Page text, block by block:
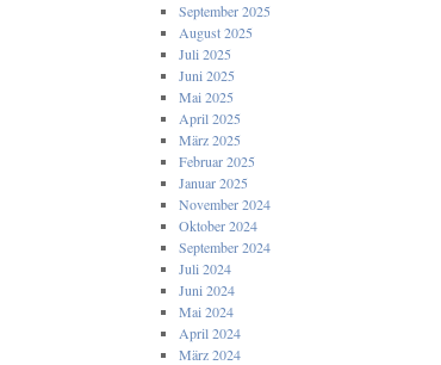
September 2025
August 2025
Juli 2025
Juni 2025
Mai 2025
April 2025
März 2025
Februar 2025
Januar 2025
November 2024
Oktober 2024
September 2024
Juli 2024
Juni 2024
Mai 2024
April 2024
März 2024